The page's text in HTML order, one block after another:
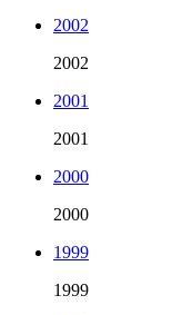
2002
2002
2001
2001
2000
2000
1999
1999